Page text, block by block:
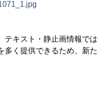
キスト・静止画情報で
く提供できるため、新